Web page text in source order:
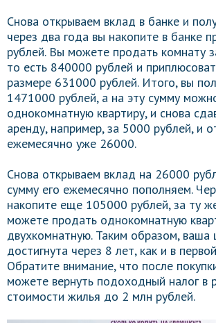
Снова открываем вклад в банке и
через два года вы накопите в банке
рублей. Вы можете продать комнату
то есть 840000 рублей и
размере 631000 рублей. Итого, вы
1471000 рублей, а на эту сумму
однокомнатную квартиру, и снова
аренду, например, за 5000 рублей, и
ежемесячно уже 26000.
Снова открываем вклад на 26000
сумму его ежемесячно пополняем.
накопите еще 105000 рублей, за ту
можете продать однокомнатную
двухкомнатную. Таким образом, ваша
достигнута через 8 лет, как и в
Обратите внимание, что после
можете вернуть подоходный налог в
стоимости жилья до 2 млн рублей.